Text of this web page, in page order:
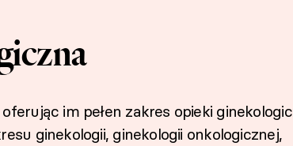
im pełen zakres opieki
ginekologii, ginekologii onkologicznej,